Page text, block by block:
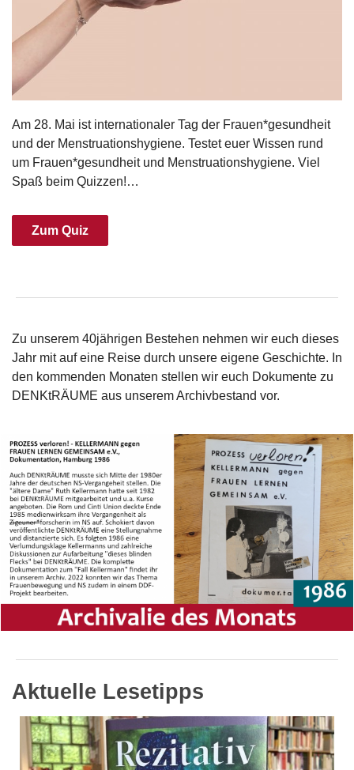
Am 28. Mai ist internationaler Tag der Frauen*gesundheit
und der Menstruationshygiene. Testet euer Wissen rund
um Frauen*gesundheit und Menstruationshygiene. Viel
Spaß beim Quizzen!…
Zum Quiz
Zu unserem 40jährigen Bestehen nehmen wir euch dieses
Jahr mit auf eine Reise durch unsere eigene Geschichte. In
den kommenden Monaten stellen wir euch Dokumente zu
DENKtRÄUME aus unserem Archivbestand vor.
Aktuelle Lesetipps